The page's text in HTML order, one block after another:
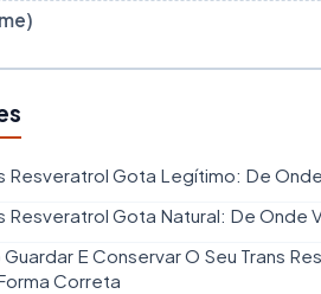
Resveratrol Gota Legítimo: De
Resveratrol Gota Natural: De Onde
E Conservar O Seu Trans
Correta